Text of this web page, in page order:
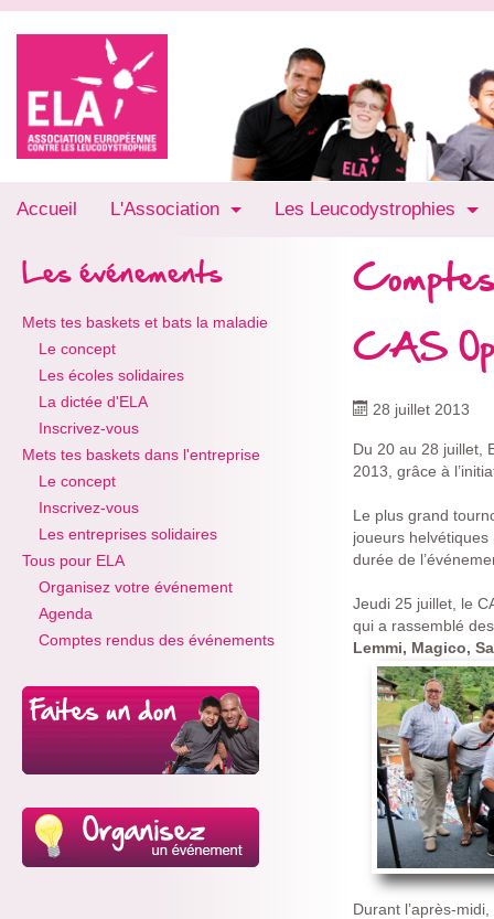
Accueil L'Association Les Leucodystrophies
Les événements
Mets tes baskets et bats la maladie
Le concept
Les écoles solidaires
La dictée d'ELA
Inscrivez-vous
Mets tes baskets dans l'entreprise
Le concept
Inscrivez-vous
Les entreprises solidaires
Tous pour ELA
Organisez votre événement
Agenda
Comptes rendus des événements
CAS
28 juillet 2013
Du 20 au 28 juillet,
2013, grâce à
Le plus grand
joueurs helvétiques
durée de
Jeudi 25 juillet, le
qui a rassemblé
Lemmi, Magico,
Durant l’après-